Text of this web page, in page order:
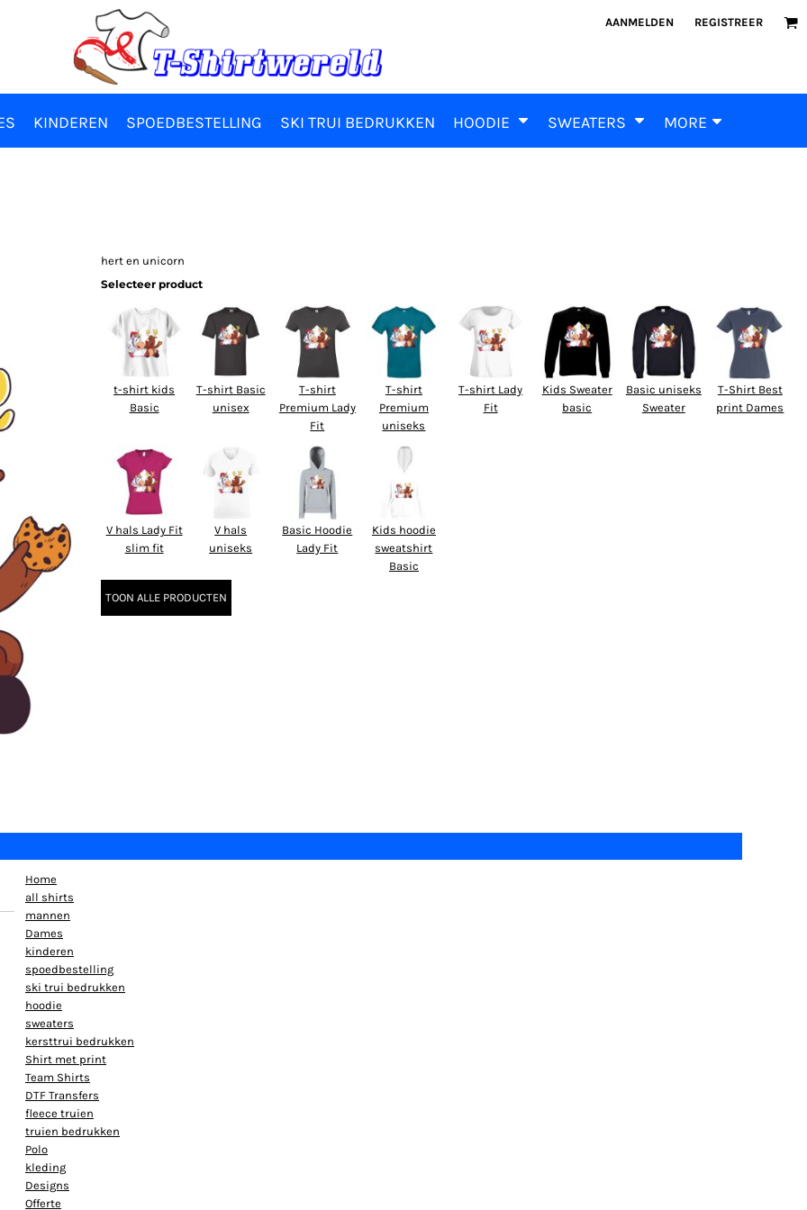
AANMELDEN REGISTREER
KINDEREN SPOEDBESTELLING SKI TRUI BEDRUKKEN HOODIE SWEATERS MORE
hert en unicorn
Selecteer product
t-shirt kids
Basic
T-shirt Basic
unisex
T-shirt
Premium Lady
Fit
T-shirt
Premium
uniseks
T-shirt Lady
Fit
Kids Sweater
basic
Basic uniseks
Sweater
T-Shirt Best
print Dames
V hals Lady Fit
slim fit
V hals
uniseks
Basic Hoodie
Lady Fit
Kids hoodie
sweatshirt
Basic
TOON ALLE PRODUCTEN
Home
all shirts
mannen
Dames
kinderen
spoedbestelling
ski trui bedrukken
hoodie
sweaters
kersttrui bedrukken
Shirt met print
Team Shirts
DTF Transfers
fleece truien
truien bedrukken
Polo
kleding
Designs
Offerte